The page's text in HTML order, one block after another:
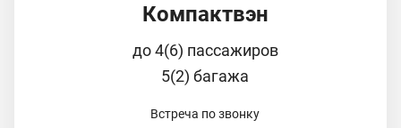
Компактвэн
до 4(6) пассажиров
5(2) багажа
Встреча по звонку